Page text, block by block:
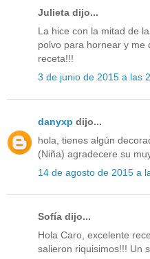
Julieta dijo...
La hice con la mitad de
polvo para hornear y me
receta!!!
3 de junio de 2015 a las
danyxp dijo...
hola, tienes algún
(Niña) agradecere su
14 de agosto de 2015 a
Sofía dijo...
Hola Caro, excelente
salieron riquisimos!!! Un